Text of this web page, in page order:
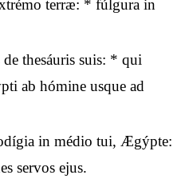
terræ: * fúlgura in
thesáuris suis: * qui
ab hómine usque ad
in médio tui, Ægýpte:
servos ejus.